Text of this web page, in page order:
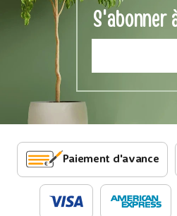
S'abonner
Paiement d'avance